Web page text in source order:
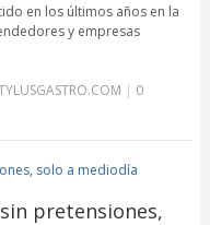
en los últimos años en la
y empresas
| 0
pretensiones,